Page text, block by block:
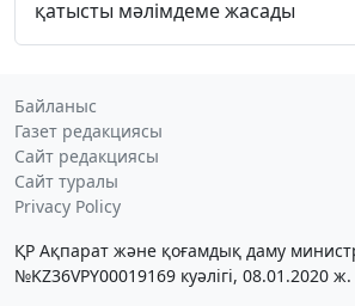
қатысты мәлімдеме жасады
Байланыс
Газет редакциясы
Сайт редакциясы
Сайт туралы
Privacy Policy
ҚР Ақпарат және қоғамдық даму
№KZ36VPY00019169 куәлігі, 08.01.2020 ж.